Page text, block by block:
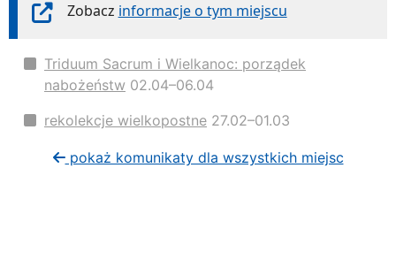
Zobacz informacje o tym miejscu
Triduum Sacrum i Wielkanoc: porządek
nabożeństw 02.04–06.04
rekolekcje wielkopostne 27.02–01.03
pokaż komunikaty dla wszystkich miejsc